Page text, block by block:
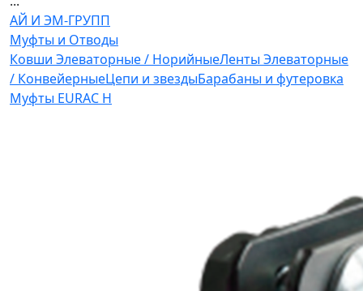
АЙ И ЭМ-ГРУПП
Муфты и Отводы
Ковши Элеваторные / НорийныеЛенты Элеваторные
/ КонвейерныеЦепи и звездыБарабаны и футеровка
Муфты EURAC H